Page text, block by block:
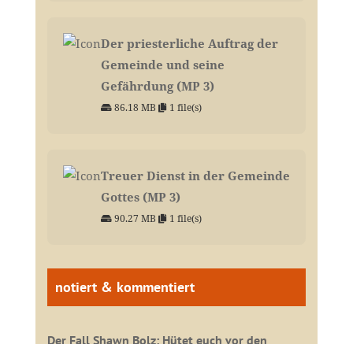
Der priesterliche Auftrag der
Gemeinde und seine
Gefährdung (MP 3)
86.18 MB 1 file(s)
Treuer Dienst in der Gemeinde
Gottes (MP 3)
90.27 MB 1 file(s)
notiert & kommentiert
Der Fall Shawn Bolz: Hütet euch vor den